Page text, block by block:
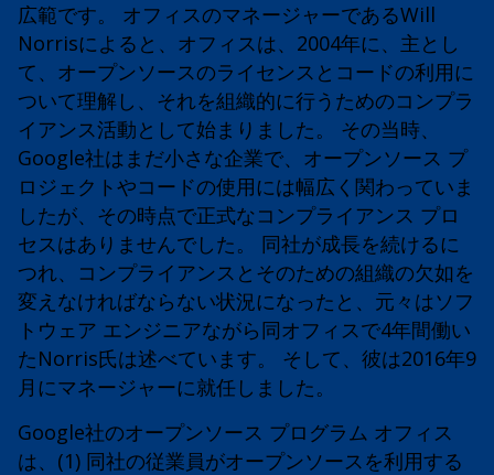
広範です。 オフィスのマネージャーであるWill
Norrisによると、オフィスは、2004年に、主とし
て、オープンソースのライセンスとコードの利用に
ついて理解し、それを組織的に行うためのコンプラ
イアンス活動として始まりました。 その当時、
Google社はまだ小さな企業で、オープンソース プ
ロジェクトやコードの使用には幅広く関わっていま
したが、その時点で正式なコンプライアンス プロ
セスはありませんでした。 同社が成長を続けるに
つれ、コンプライアンスとそのための組織の欠如を
変えなければならない状況になったと、元々はソフ
トウェア エンジニアながら同オフィスで4年間働い
たNorris氏は述べています。 そして、彼は2016年9
月にマネージャーに就任しました。
Google社のオープンソース プログラム オフィス
は、(1) 同社の従業員がオープンソースを利用する